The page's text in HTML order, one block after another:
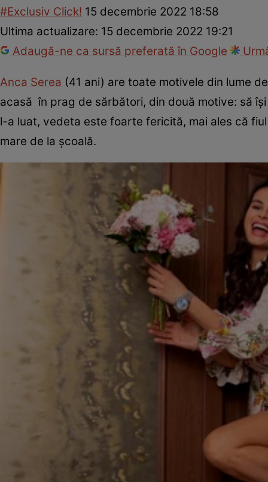
#Exclusiv Click! 15 decembrie 2022 18:58
Ultima actualizare: 15 decembrie 2022 19:21
Adaugă-ne ca sursă preferată în Google
Anca Serea (41 ani) are toate motivele din lume
acasă în prag de sărbători, din două motive: să
l-a luat, vedeta este foarte fericită, mai ales că
mare de la școală.